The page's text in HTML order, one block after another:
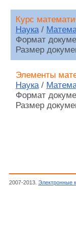
Курс
Наука/
Формат
Размер
Элементы
Наука/
Формат
Размер
2007-2013. Электронные